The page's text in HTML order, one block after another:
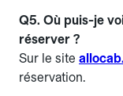
Q5. Où puis-je
réserver ?
Sur le site
réservation.